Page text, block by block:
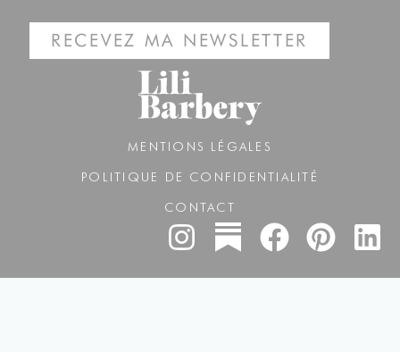
RECEVEZ MA NEWSLETTER
MENTIONS LÉGALES
POLITIQUE DE CONFIDENTIALITÉ
CONTACT